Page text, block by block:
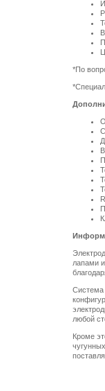
*По
лапами
Система
любой
Кроме